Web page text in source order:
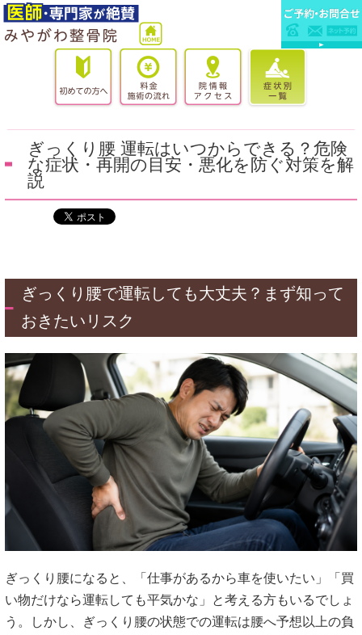
ぎっくり腰 運転はいつからできる？危険
な症状・再開の目安・悪化を防ぐ対策を解
説
ぎっくり腰で運転しても大丈夫？まず知って
おきたいリスク
ぎっくり腰になると、「仕事があるから車を使いたい」「買
い物だけなら運転しても平気かな」と考える方もいるでしょ
う。しかし、ぎっくり腰の状態での運転は腰へ予想以上の負